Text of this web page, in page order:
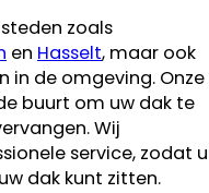
zoals
en Hasselt, maar ook
in de omgeving. Onze
buurt om uw dak te
Wij
service, zodat u
dak kunt zitten.